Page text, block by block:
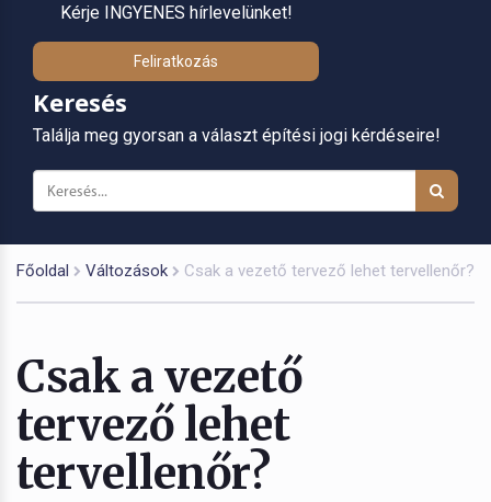
Kérje INGYENES hírlevelünket!
Feliratkozás
Keresés
Találja meg gyorsan a választ építési jogi kérdéseire!
Főoldal Változások Csak a vezető tervező lehet tervellenőr?
Csak a vezető
tervező lehet
tervellenőr?